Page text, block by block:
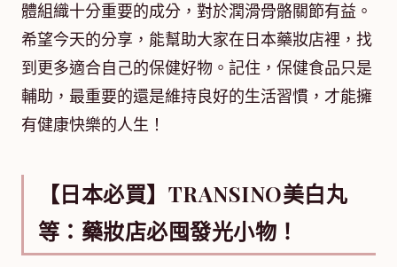
體組織十分重要的成分，對於潤滑骨骼關節有益。
希望今天的分享，能幫助大家在日本藥妝店裡，找
到更多適合自己的保健好物。記住，保健食品只是
輔助，最重要的還是維持良好的生活習慣，才能擁
有健康快樂的人生！
【日本必買】TRANSINO美白丸
等：藥妝店必囤發光小物！